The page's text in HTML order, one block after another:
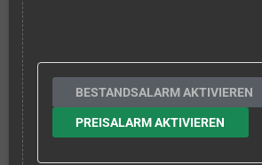
BESTANDSALARM AKTIVIEREN
PREISALARM AKTIVIEREN